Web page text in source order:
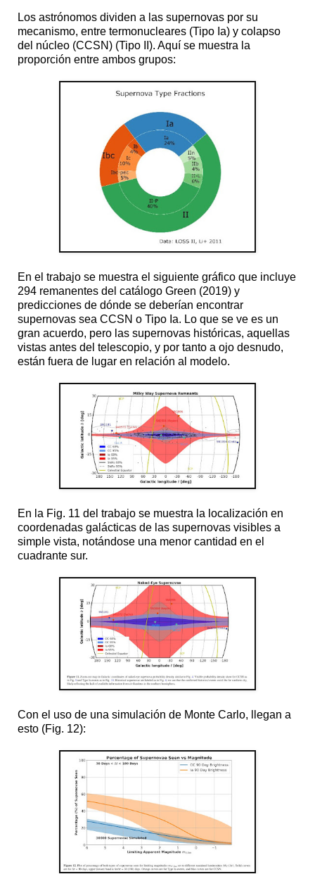
Los astrónomos dividen a las supernovas por su
mecanismo, entre termonucleares (Tipo Ia) y colapso
del núcleo (CCSN) (Tipo II). Aquí se muestra la
proporción entre ambos grupos:
En el trabajo se muestra el siguiente gráfico que incluye
294 remanentes del catálogo Green (2019) y
predicciones de dónde se deberían encontrar
supernovas sea CCSN o Tipo Ia. Lo que se ve es un
gran acuerdo, pero las supernovas históricas, aquellas
vistas antes del telescopio, y por tanto a ojo desnudo,
están fuera de lugar en relación al modelo.
En la Fig. 11 del trabajo se muestra la localización en
coordenadas galácticas de las supernovas visibles a
simple vista, notándose una menor cantidad en el
cuadrante sur.
Con el uso de una simulación de Monte Carlo, llegan a
esto (Fig. 12):